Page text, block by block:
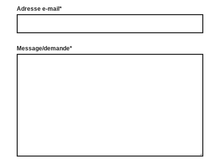
Adresse e-mail*
Message/demande*